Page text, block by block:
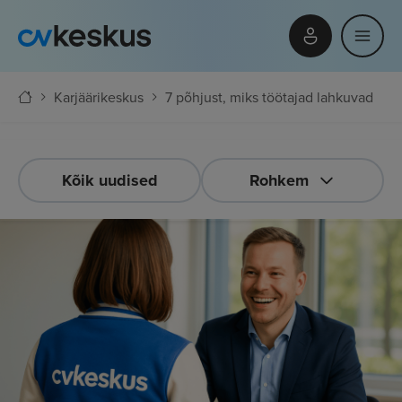
Karjäärikeskus 7 põhjust, miks töötajad lahkuvad
Kõik uudised Rohkem